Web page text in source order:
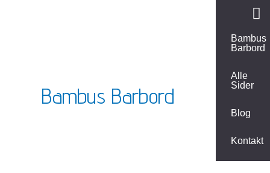
Bambus Barbord
Bambus
Barbord
Alle
Sider
Blog
Kontakt